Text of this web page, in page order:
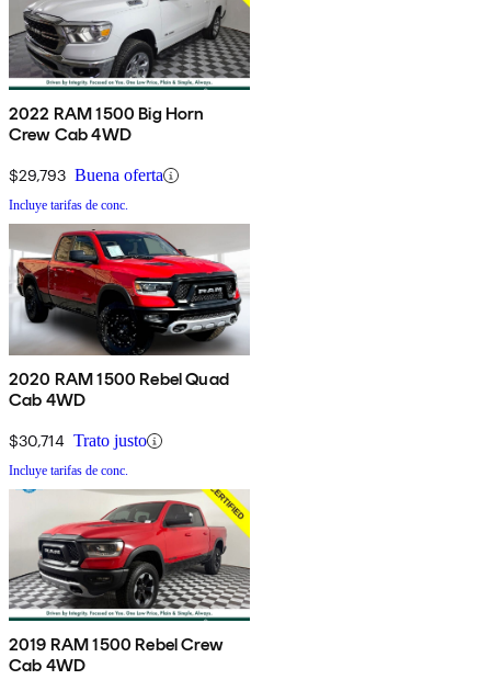
2022 RAM 1500 Big Horn
Crew Cab 4WD
$29,793 Buena oferta
Incluye tarifas de conc.
2020 RAM 1500 Rebel Quad
Cab 4WD
$30,714 Trato justo
Incluye tarifas de conc.
2019 RAM 1500 Rebel Crew
Cab 4WD